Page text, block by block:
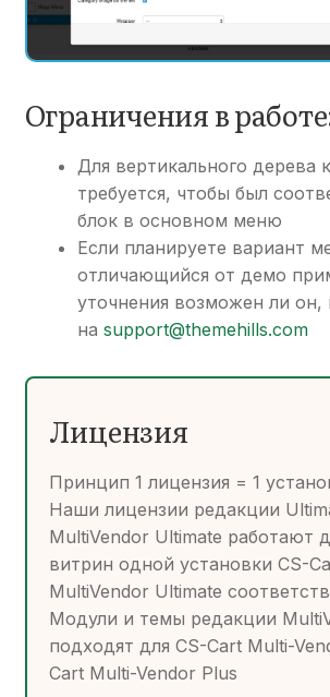
Ограничения в
Для вертикального дерева
требуется, чтобы был
блок в основном меню
Если планируете вариант
отличающийся от демо
уточнения возможен ли
на support@themehills.com
Лицензия
Принцип 1 лицензия = 1
Наши лицензии редакции
MultiVendor Ultimate работают
витрин одной установки CS-
MultiVendor Ultimate
Модули и темы редакции
подходят для CS-Cart Multi-
Cart Multi-Vendor Plus